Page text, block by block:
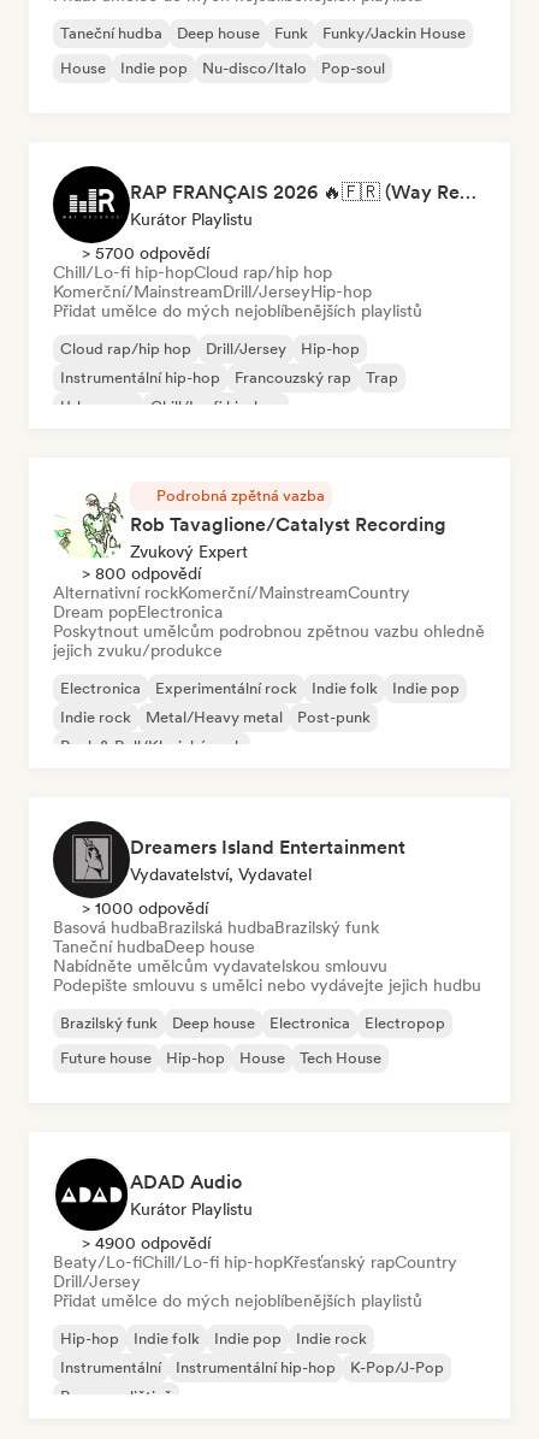
Taneční hudba Deep house Funk
Funky/Jackin House
House
Indie pop Nu-disco/Italo Pop-soul
RAP FRANÇAIS 2026 🔥🇫🇷 (Way Records)
Kurátor Playlistu
> 5700 odpovědí
Chill/Lo-fi hip-hopCloud rap/hip hop
Komerční/MainstreamDrill/JerseyHip-hop
Přidat umělce do mých nejoblíbenějších playlistů
Cloud rap/hip hop Drill/Jersey
Hip-hop
Instrumentální hip-hop
Francouzský rap
Trap
Urban pop
Chill/Lo-fi hip-hop
Podrobná zpětná vazba
Rob Tavaglione/Catalyst Recording
Zvukový Expert
> 800 odpovědí
Alternativní rockKomerční/MainstreamCountry
Dream popElectronica
Poskytnout umělcům podrobnou zpětnou vazbu ohledně
jejich zvuku/produkce
Electronica Experimentální rock Indie folk
Indie pop
Indie rock
Metal/Heavy metal
Post-punk
Rock & Roll/Klasický rock
Dreamers Island Entertainment
Vydavatelství, Vydavatel
> 1000 odpovědí
Basová hudbaBrazilská hudbaBrazilský funk
Taneční hudbaDeep house
Nabídněte umělcům vydavatelskou smlouvu
Podepište smlouvu s umělci nebo vydávejte jejich hudbu
Brazilský funk Deep house Electronica
Electropop
Future house
Hip-hop House Tech House
ADAD Audio
Kurátor Playlistu
> 4900 odpovědí
Beaty/Lo-fiChill/Lo-fi hip-hopKřesťanský rapCountry
Drill/Jersey
Přidat umělce do mých nejoblíbenějších playlistů
Hip-hop Indie folk Indie pop
Indie rock
Instrumentální
Instrumentální hip-hop
K-Pop/J-Pop
Rap v angličtině